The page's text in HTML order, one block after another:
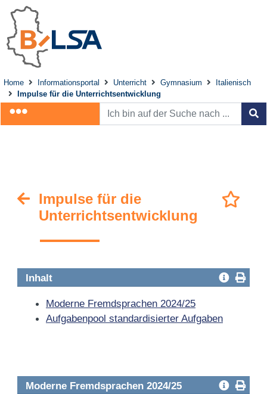
Home Informationsportal Unterricht Gymnasium
Italienisch
Impulse für die Unterrichtsentwicklung
Impulse für die
Unterrichtsentwicklung
Inhalt
Moderne Fremdsprachen 2024/25
Aufgabenpool standardisierter Aufgaben
Moderne Fremdsprachen 2024/25